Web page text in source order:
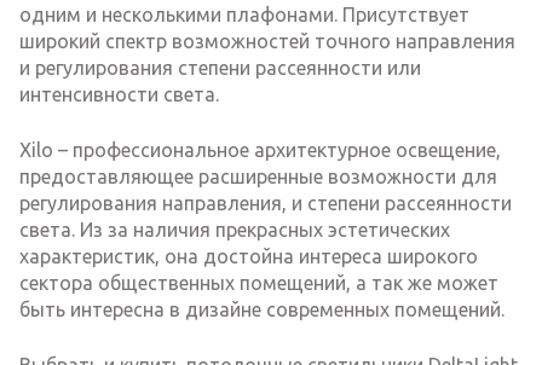
одним и несколькими плафонами. Присутствует
широкий спектр возможностей точного направления
и регулирования степени рассеянности или
интенсивности света.
Xilo – профессиональное архитектурное освещение,
предоставляющее расширенные возможности для
регулирования направления, и степени рассеянности
света. Из за наличия прекрасных эстетических
характеристик, она достойна интереса широкого
сектора общественных помещений, а так же может
быть интересна в дизайне современных помещений.